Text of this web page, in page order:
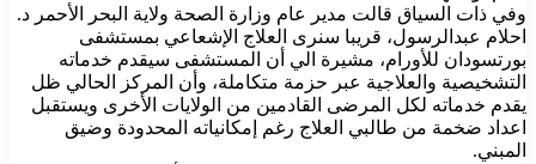
وفي ذات السياق قالت مدير عام وزارة الصحة ولاية البحر الأحمر د.
احلام عبدالرسول، قريبا سنرى العلاج الإشعاعي بمستشفى
بورتسودان للأورام، مشيرة الي أن المستشفى سيقدم خدماته
التشخيصية والعلاجية عبر حزمة متكاملة، وأن المركز الحالي ظل
يقدم خدماته لكل المرضى القادمين من الولايات الأخرى ويستقبل
اعداد ضخمة من طالبي العلاج رغم إمكانياته المحدودة وضيق
المبني.